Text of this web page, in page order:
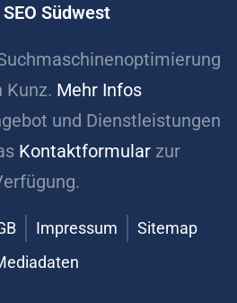
Südwest
Kunz. Mehr Infos
und Dienstleistungen
Kontaktformular zur
Impressum
Sitemap